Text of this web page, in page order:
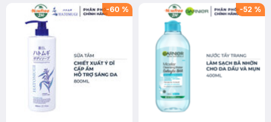
(SL có hạn)
-60 % -52 %